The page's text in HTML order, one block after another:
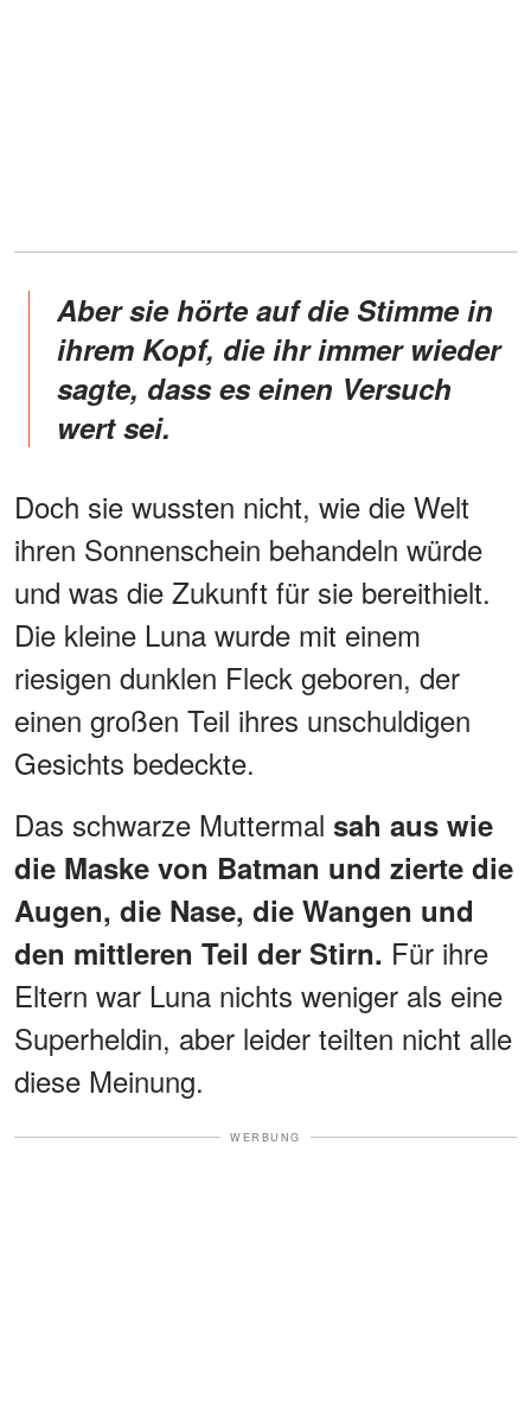
Aber sie hörte auf die Stimme in
ihrem Kopf, die ihr immer wieder
sagte, dass es einen Versuch
wert sei.
Doch sie wussten nicht, wie die Welt
ihren Sonnenschein behandeln würde
und was die Zukunft für sie bereithielt.
Die kleine Luna wurde mit einem
riesigen dunklen Fleck geboren, der
einen großen Teil ihres unschuldigen
Gesichts bedeckte.
Das schwarze Muttermal sah aus wie
die Maske von Batman und zierte die
Augen, die Nase, die Wangen und
den mittleren Teil der Stirn. Für ihre
Eltern war Luna nichts weniger als eine
Superheldin, aber leider teilten nicht alle
diese Meinung.
WERBUNG